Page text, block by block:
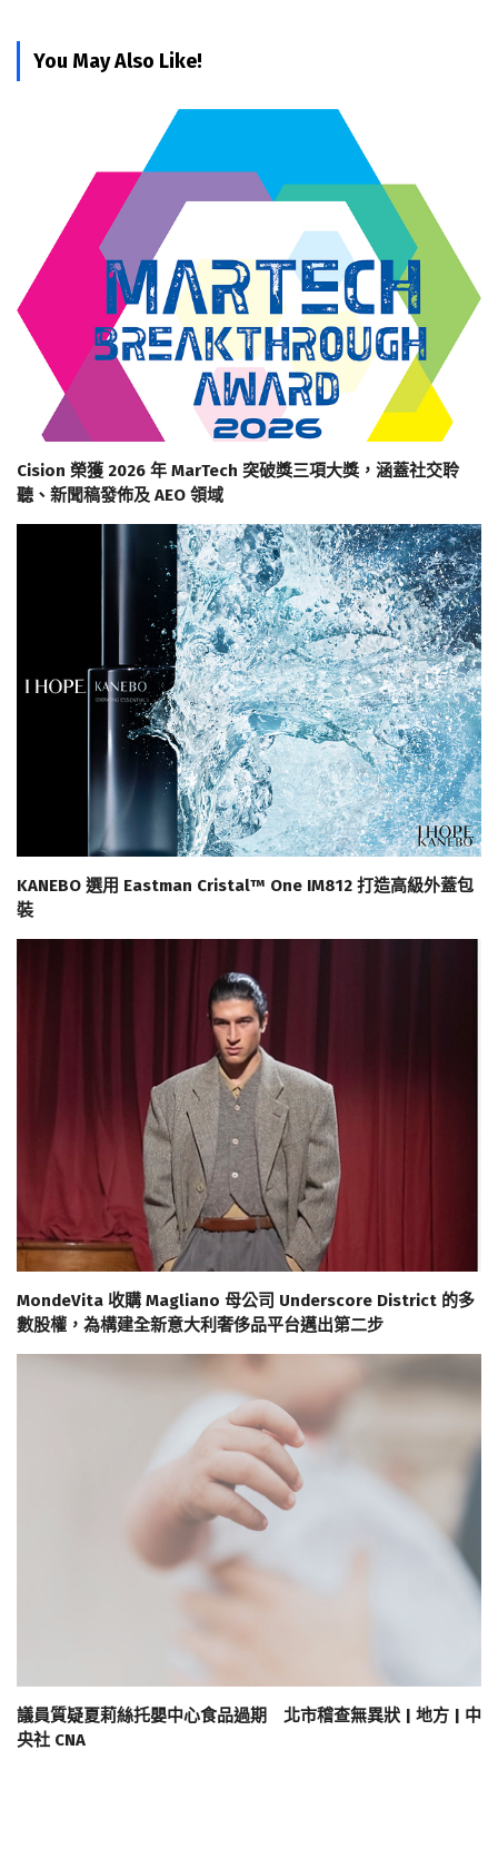
You May Also Like!
Cision 榮獲 2026 年 MarTech 突破獎三項大獎，涵蓋社交聆
聽、新聞稿發佈及 AEO 領域
KANEBO 選用 Eastman Cristal™ One IM812 打造高級外蓋包
裝
MondeVita 收購 Magliano 母公司 Underscore District 的多
數股權，為構建全新意大利奢侈品平台邁出第二步
議員質疑夏莉絲托嬰中心食品過期 北市稽查無異狀 | 地方 | 中
央社 CNA